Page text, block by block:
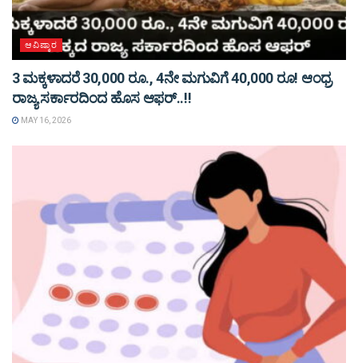
ಆವಿಷ್ಕಾರ
3 ಮಕ್ಕಳಾದರೆ 30,000 ರೂ., 4ನೇ ಮಗುವಿಗೆ 40,000 ರೂ! ಆಂಧ್ರ
ರಾಜ್ಯ ಸರ್ಕಾರದಿಂದ ಹೊಸ ಆಫರ್..!!
MAY 16, 2026